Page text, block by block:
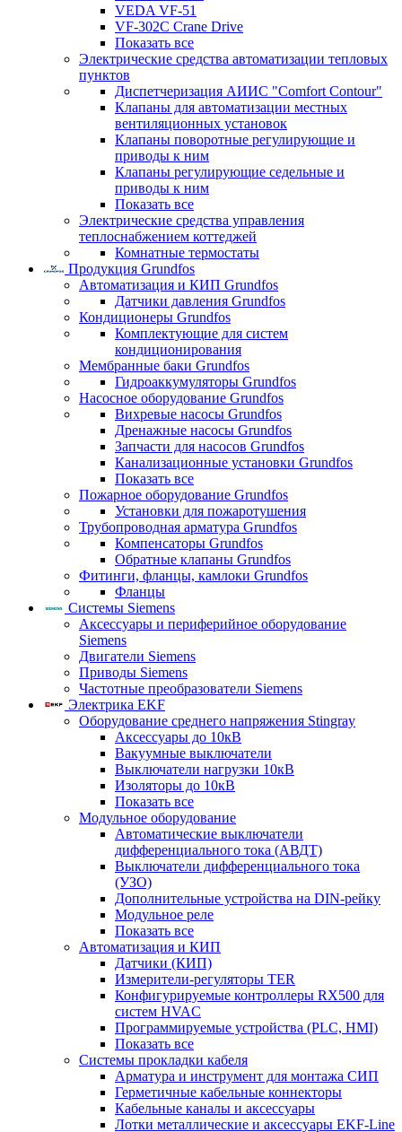
VEDA VF-51
VF-302C Crane Drive
Показать все
Электрические средства автоматизации тепловых
пунктов
Диспетчеризация АИИС "Comfort Contour"
Клапаны для автоматизации местных
вентиляционных установок
Клапаны поворотные регулирующие и
приводы к ним
Клапаны регулирующие седельные и
приводы к ним
Показать все
Электрические средства управления
теплоснабжением коттеджей
Комнатные термостаты
Продукция Grundfos
Автоматизация и КИП Grundfos
Датчики давления Grundfos
Кондиционеры Grundfos
Комплектующие для систем
кондиционирования
Мембранные баки Grundfos
Гидроаккумуляторы Grundfos
Насосное оборудование Grundfos
Вихревые насосы Grundfos
Дренажные насосы Grundfos
Запчасти для насосов Grundfos
Канализационные установки Grundfos
Показать все
Пожарное оборудование Grundfos
Установки для пожаротушения
Трубопроводная арматура Grundfos
Компенсаторы Grundfos
Обратные клапаны Grundfos
Фитинги, фланцы, камлоки Grundfos
Фланцы
Системы Siemens
Аксессуары и периферийное оборудование
Siemens
Двигатели Siemens
Приводы Siemens
Частотные преобразователи Siemens
Электрика EKF
Оборудование среднего напряжения Stingray
Аксессуары до 10кВ
Вакуумные выключатели
Выключатели нагрузки 10кВ
Изоляторы до 10кВ
Показать все
Модульное оборудование
Автоматические выключатели
дифференциального тока (АВДТ)
Выключатели дифференциального тока
(УЗО)
Дополнительные устройства на DIN-рейку
Модульное реле
Показать все
Автоматизация и КИП
Датчики (КИП)
Измерители-регуляторы TER
Конфигурируемые контроллеры RX500 для
систем HVAC
Программируемые устройства (PLC, HMI)
Показать все
Системы прокладки кабеля
Арматура и инструмент для монтажа СИП
Герметичные кабельные коннекторы
Кабельные каналы и аксессуары
Лотки металлические и аксессуары EKF-Line